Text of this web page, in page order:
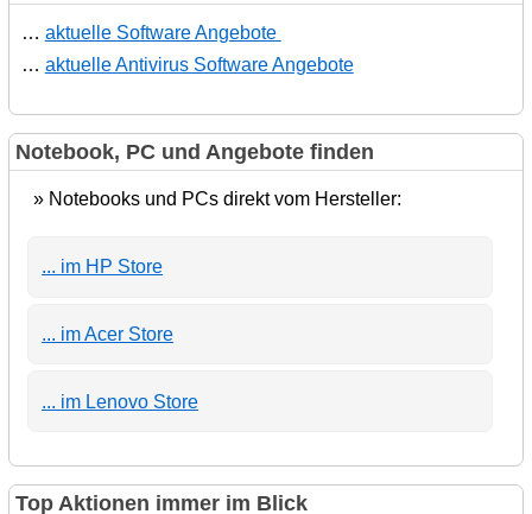
… aktuelle Software Angebote
… aktuelle Antivirus Software Angebote
Notebook, PC und Angebote finden
» Notebooks und PCs direkt vom Hersteller:
... im HP Store
... im Acer Store
... im Lenovo Store
Top Aktionen immer im Blick